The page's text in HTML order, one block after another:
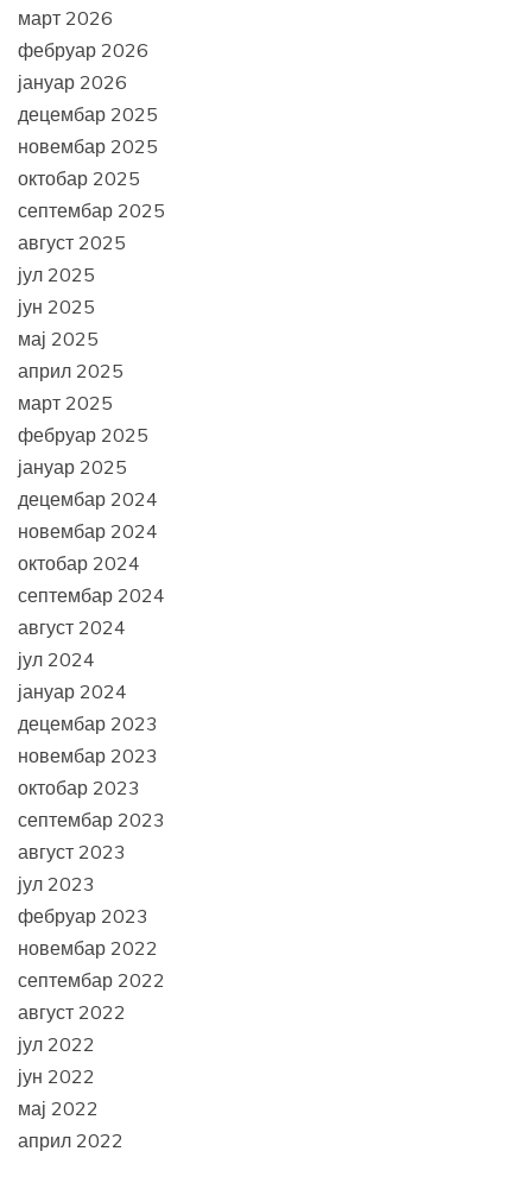
март 2026
фебруар 2026
јануар 2026
децембар 2025
новембар 2025
октобар 2025
септембар 2025
август 2025
јул 2025
јун 2025
мај 2025
април 2025
март 2025
фебруар 2025
јануар 2025
децембар 2024
новембар 2024
октобар 2024
септембар 2024
август 2024
јул 2024
јануар 2024
децембар 2023
новембар 2023
октобар 2023
септембар 2023
август 2023
јул 2023
фебруар 2023
новембар 2022
септембар 2022
август 2022
јул 2022
јун 2022
мај 2022
април 2022